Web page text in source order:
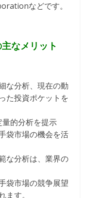
などです。
なメリット
な分析、現在の動
た投資ポケットを
的分析を提示
袋市場の機会を活
な分析は、業界の
袋市場の競争展望
す。